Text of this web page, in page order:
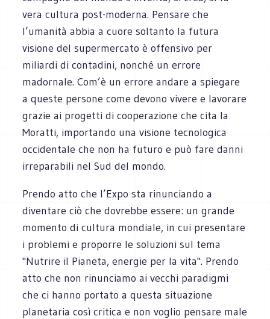
vera cultura post-moderna. Pensare che
l’umanità abbia a cuore soltanto la futura
visione del supermercato è offensivo per
miliardi di contadini, nonché un errore
madornale. Com’è un errore andare a spiegare
a queste persone come devono vivere e lavorare
grazie ai progetti di cooperazione che cita la
Moratti, importando una visione tecnologica
occidentale che non ha futuro e può fare danni
irreparabili nel Sud del mondo.
Prendo atto che l’Expo sta rinunciando a
diventare ciò che dovrebbe essere: un grande
momento di cultura mondiale, in cui presentare
i problemi e proporre le soluzioni sul tema
"Nutrire il Pianeta, energie per la vita". Prendo
atto che non rinunciamo ai vecchi paradigmi
che ci hanno portato a questa situazione
planetaria così critica e non voglio pensare male